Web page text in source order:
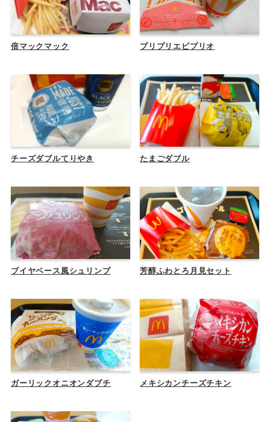
倍マックマック プリプリエビプリオ
チーズダブルてりやき たまごダブル
ブイヤベース風シュリンプ 芳醇ふわとろ月見セット
ガーリックオニオンダブチ メキシカンチーズチキン